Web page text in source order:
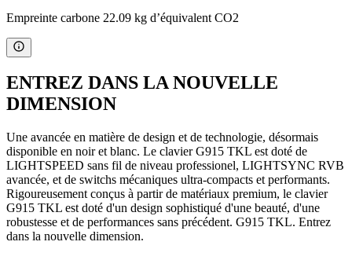
Empreinte carbone 22.09 kg d’équivalent CO2
ENTREZ DANS LA NOUVELLE
DIMENSION
Une avancée en matière de design et de technologie, désormais
disponible en noir et blanc. Le clavier G915 TKL est doté de
LIGHTSPEED sans fil de niveau professionel, LIGHTSYNC RVB
avancée, et de switchs mécaniques ultra-compacts et performants.
Rigoureusement conçus à partir de matériaux premium, le clavier
G915 TKL est doté d'un design sophistiqué d'une beauté, d'une
robustesse et de performances sans précédent. G915 TKL. Entrez
dans la nouvelle dimension.